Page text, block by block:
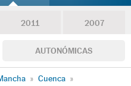
2011 2007
AUTONÓMICAS
» Cuenca »